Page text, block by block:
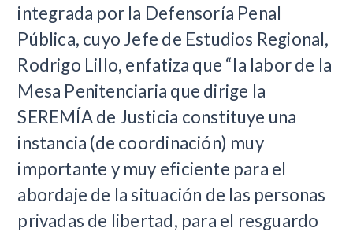
integrada por la Defensoría Penal
Pública, cuyo Jefe de Estudios Regional,
Rodrigo Lillo, enfatiza que “la labor de la
Mesa Penitenciaria que dirige la
SEREMÍA de Justicia constituye una
instancia (de coordinación) muy
importante y muy eficiente para el
abordaje de la situación de las personas
privadas de libertad, para el resguardo